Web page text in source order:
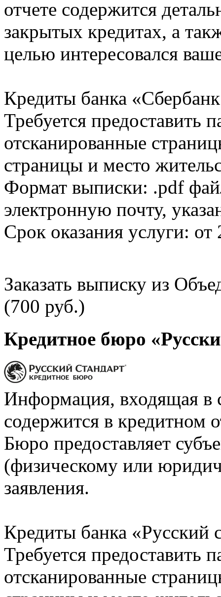
отчете содержится
закрытых кредитах, а
целью интересовался
Кредиты банка
Требуется предоставить
отсканированные
страницы и место
Формат выписки: .pdf
электронную почту,
Срок оказания услуги: от
Заказать выписку из
(700 руб.)
Кредитное бюро
Информация, входящая в
содержится в кредитном
Бюро предоставляет
(физическому или
заявления.
Кредиты банка «Русский
Требуется предоставить
отсканированные